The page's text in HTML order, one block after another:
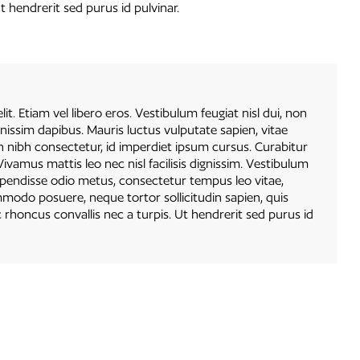
hendrerit sed purus id pulvinar.
Etiam vel libero eros. Vestibulum feugiat nisl dui, non
dapibus. Mauris luctus vulputate sapien, vitae
nibh consectetur, id imperdiet ipsum cursus. Curabitur
mattis leo nec nisl facilisis dignissim. Vestibulum
odio metus, consectetur tempus leo vitae,
posuere, neque tortor sollicitudin sapien, quis
convallis nec a turpis. Ut hendrerit sed purus id